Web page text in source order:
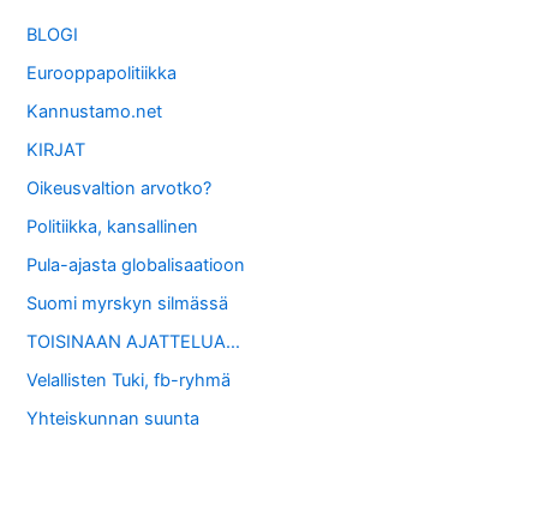
BLOGI
Eurooppapolitiikka
Kannustamo.net
KIRJAT
Oikeusvaltion arvotko?
Politiikka, kansallinen
Pula-ajasta globalisaatioon
Suomi myrskyn silmässä
TOISINAAN AJATTELUA…
Velallisten Tuki, fb-ryhmä
Yhteiskunnan suunta